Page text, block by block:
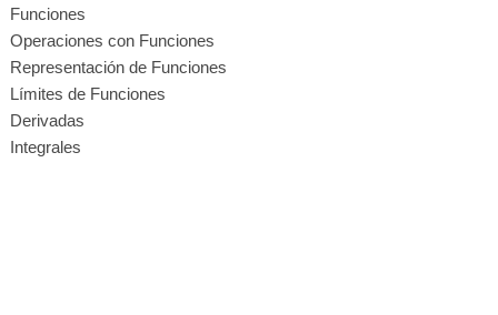
Funciones
Operaciones con Funciones
Representación de Funciones
Límites de Funciones
Derivadas
Integrales